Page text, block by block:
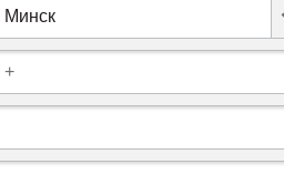
Минск